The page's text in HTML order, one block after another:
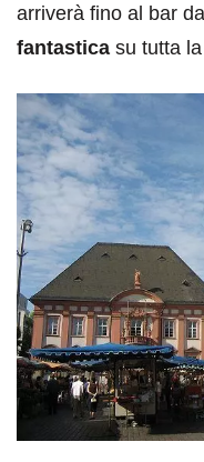
arriverà fino al bar
fantastica su tutta